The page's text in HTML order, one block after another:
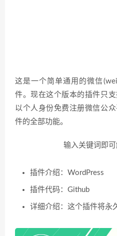
这是一个简单通用的微信
件。现在这个版本的插件 只
以个人身份免费注册微信公
件的全部功能。
输入关键词即
插件介绍：WordPress
插件代码：Github
详细介绍：这个插件将永